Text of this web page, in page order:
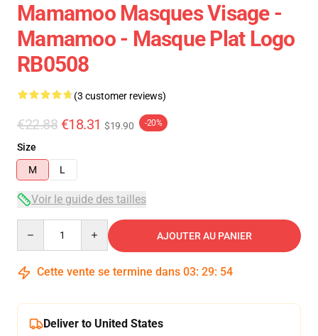
Mamamoo Masques Visage -
Mamamoo - Masque Plat Logo
RB0508
(3 customer reviews)
€22.88 €18.31 $19.90 -20%
Size
M
L
Voir le guide des tailles
AJOUTER AU PANIER
Cette vente se termine dans 03: 29: 54
Deliver to United States